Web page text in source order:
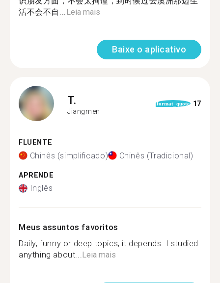
活不会不自...Leia mais
Baixe o aplicativo
T.
Jiangmen
format_quote 17
FLUENTE
Chinês (simplificado) Chinês (Tradicional)
APRENDE
Inglês
Meus assuntos favoritos
Daily, funny or deep topics, it depends. I studied
anything about...Leia mais